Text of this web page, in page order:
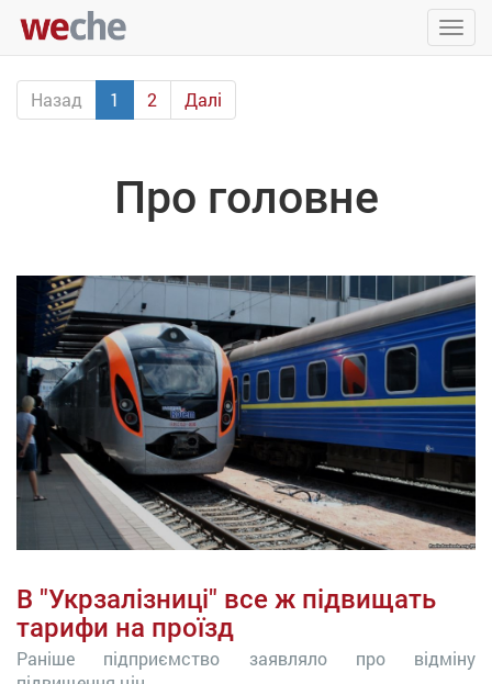
Назад
1 2 Далі
Про головне
В "Укрзалізниці" все ж підвищать
тарифи на проїзд
Раніше підприємство заявляло про відміну